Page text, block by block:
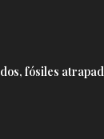
fósiles